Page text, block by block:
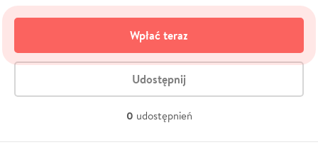
Wpłać teraz
Udostępnij
0 udostępnień